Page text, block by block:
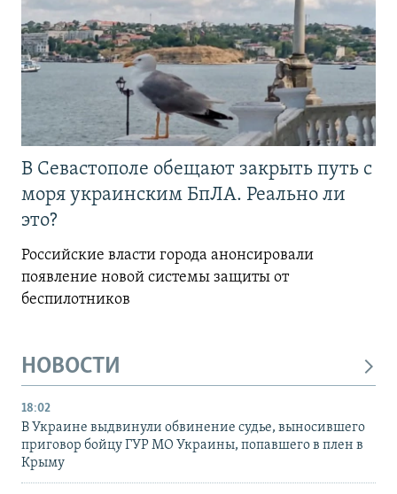
В Севастополе обещают закрыть путь с
моря украинским БпЛА. Реально ли
это?
Российские власти города анонсировали
появление новой системы защиты от
беспилотников
НОВОСТИ
18:02
В Украине выдвинули обвинение судье, выносившего
приговор бойцу ГУР МО Украины, попавшего в плен в
Крыму